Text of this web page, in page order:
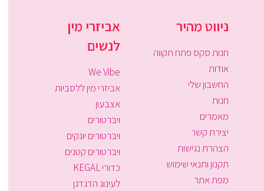
ניווט מהיר
חנות סקס פתח תקווה
אודות
החשבון שלי
חנות
מאמרים
יצירת קשר
הצהרת נגישות
תקנון ותנאי שימוש
מפת אתר
אביזרי מין
לנשים
We Vibe
אביזרי מין ללסביות
אצבעון
ויברטורים
ויברטורים יונקים
ויברטורים קטנים
כדורי KEGAL
לעינוג הדגדגן